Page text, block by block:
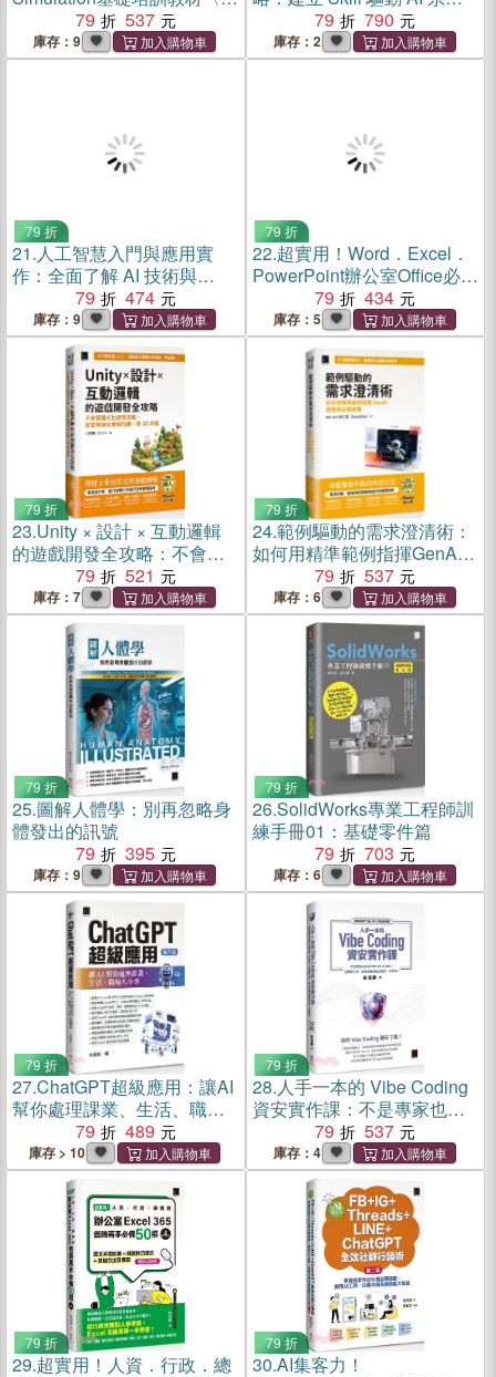
體中文版〉
79 537
庫存：9
統，打造從學術研究到專案
開發的自動化工作流
79 790
庫存：2
79 折
21.人工智慧入門與應用實
作：全面了解 AI 技術與
ChatGPT 的多重應用
79 474
庫存：9
79 折
22.超實用！Word．Excel．
PowerPoint辦公室Office必備
50招省時技
（2016/2019/2021）
【ChatGPT加強版】
79 434
庫存：5
79 折
23.Unity × 設計 × 互動邏輯
的遊戲開發全攻略：不會寫
程式也能做遊戲，從零開始
完成你的第一款3D遊戲
（iThome鐵人賽系列書）
79 521
庫存：7
79 折
24.範例驅動的需求澄清術：
如何用精準範例指揮GenAI
建構高品質軟體（iThome鐵
人賽系列書）
79 537
庫存：6
79 折
25.圖解人體學：別再忽略身
體發出的訊號
79
395
庫存：9
79 折
26.SolidWorks專業工程師訓
練手冊01：基礎零件篇
79
703
庫存：6
79 折
27.ChatGPT超級應用：讓AI
幫你處理課業、生活、職場
79 489
庫存 > 10
79 折
28.人手一本的 Vibe Coding
資安實作課：不是專家也能
自己動手與 AI 協作！從專案
生成、攻防演練到資安框架
一次學會！（OWASP Top
10 × ISO27001）
79 537
庫存：4
79 折
29.超實用！人資．行政．總
79 折
30.AI集客力！